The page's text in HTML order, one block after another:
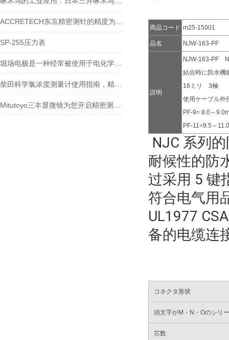
SP-255压力表
商品コード m25-15001
品名 NJW-163-PF
説明
NJW-163-PF
結合時に防水機
16ミリ 3極
使用ケーブル外
PF-9= 8.0～
PF-11=9.5～
NJC 系列
耐候性的防
过采用 5 键
符合电气用
UL1977
备的电缆连
コネクタ形状
頭文字がM・N・Oのシリ
芯数